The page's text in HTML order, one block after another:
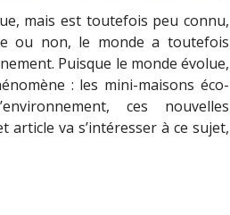
mais est toutefois peu connu,
ou non, le monde a toutefois
Puisque le monde évolue,
: les mini-maisons éco-
ces nouvelles
article va s’intéresser à ce sujet,